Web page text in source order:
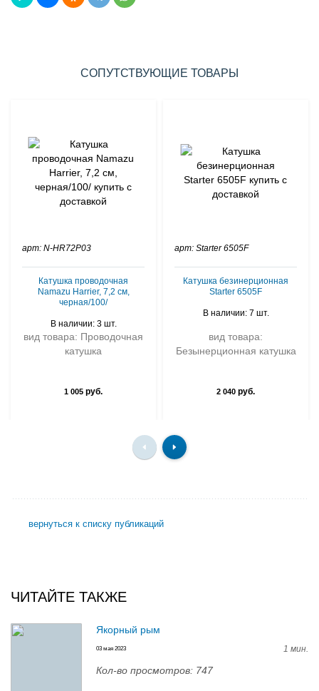
СОПУТСТВУЮЩИЕ ТОВАРЫ
арт: N-HR72P03
Катушка проводочная
Namazu Harrier, 7,2 см,
черная/100/
В наличии: 3 шт.
вид товара: Проводочная
катушка
1 005 руб.
арт: Starter 6505F
Катушка безинерционная
Starter 6505F
В наличии: 7 шт.
вид товара:
Безынерционная катушка
2 040 руб.
вернуться к списку публикаций
ЧИТАЙТЕ ТАКЖЕ
Якорный рым
03 мая 2023 1 мин.
Кол-во просмотров: 747